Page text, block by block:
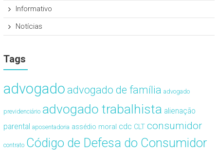
Informativo
Notícias
Tags
advogado advogado de família advogado
previdenciário advogado trabalhista alienação
parental aposentadoria assédio moral cdc CLT consumidor
contrato Código de Defesa do Consumidor